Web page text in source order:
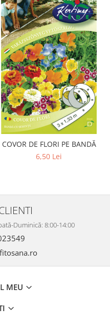
COVOR DE FLORI PE BANDĂ
6,50 Lei
Duminică: 8:00-14:00
MEU